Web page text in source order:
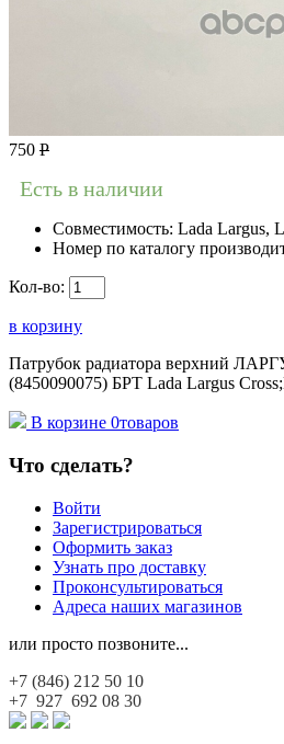
750 Р
Есть в наличии
Совместимость: Lada Largus,
Номер по каталогу
Кол-во:
в корзину
Патрубок радиатора верхний
(8450090075) БРТ Lada Largus
В корзине 0товаров
Что сделать?
Войти
Зарегистрироваться
Оформить заказ
Узнать про доставку
Проконсультироваться
Адреса наших магазинов
или просто позвоните...
+7 (846) 212 50 10
+7 927 692 08 30